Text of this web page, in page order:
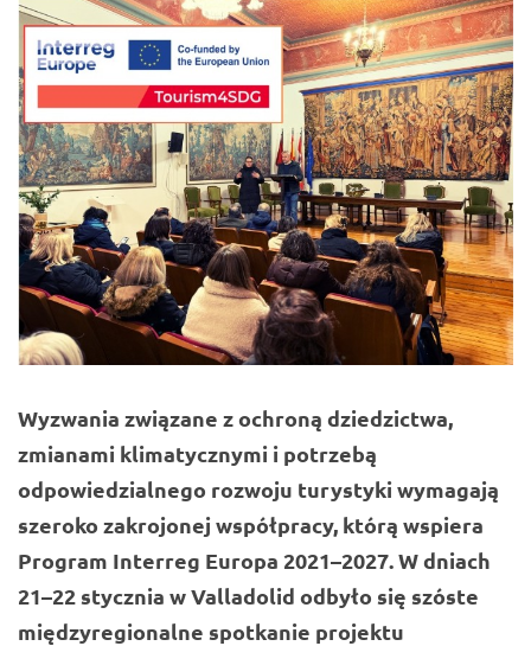
Wyzwania związane z ochroną dziedzictwa,
zmianami klimatycznymi i potrzebą
odpowiedzialnego rozwoju turystyki wymagają
szeroko zakrojonej współpracy, którą wspiera
Program Interreg Europa 2021–2027. W dniach
21–22 stycznia w Valladolid odbyło się szóste
międzyregionalne spotkanie projektu